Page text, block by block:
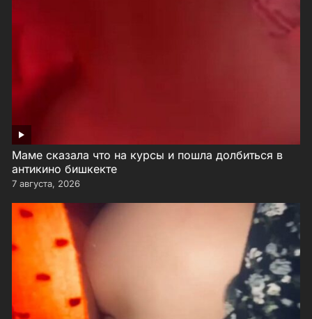
Маме сказала что на курсы и пошла долбиться в
антикино бишкекте
7 августа, 2026